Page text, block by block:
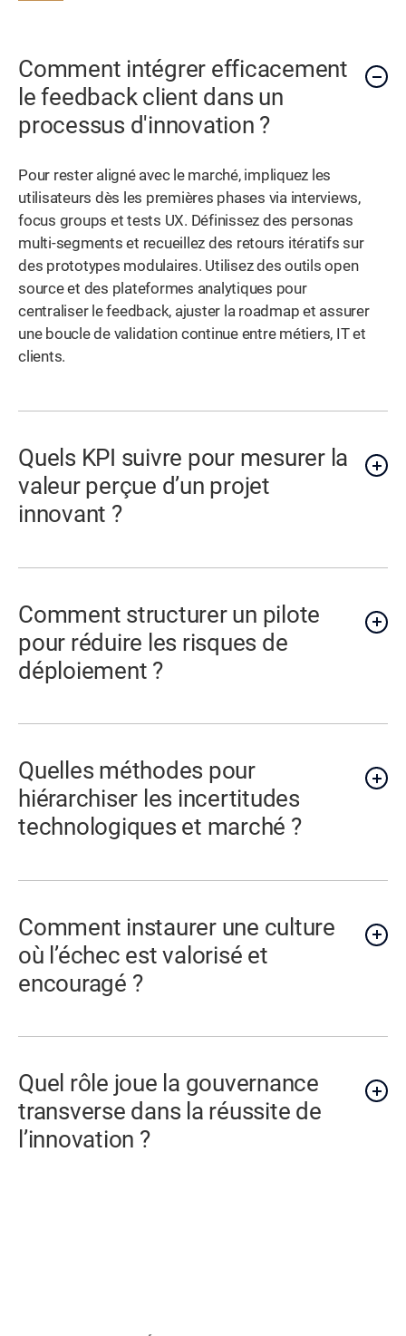
Comment intégrer efficacement
le feedback client dans un
processus d'innovation ?
Pour rester aligné avec le marché, impliquez les
utilisateurs dès les premières phases via interviews,
focus groups et tests UX. Définissez des personas
multi-segments et recueillez des retours itératifs sur
des prototypes modulaires. Utilisez des outils open
source et des plateformes analytiques pour
centraliser le feedback, ajuster la roadmap et assurer
une boucle de validation continue entre métiers, IT et
clients.
Quels KPI suivre pour mesurer la
valeur perçue d’un projet
innovant ?
Comment structurer un pilote
pour réduire les risques de
déploiement ?
Quelles méthodes pour
hiérarchiser les incertitudes
technologiques et marché ?
Comment instaurer une culture
où l’échec est valorisé et
encouragé ?
Quel rôle joue la gouvernance
transverse dans la réussite de
l’innovation ?